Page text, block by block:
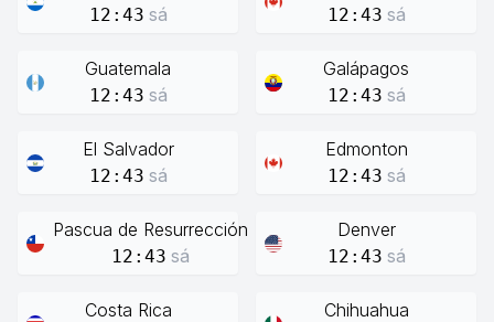
12:43 sá 12:43 sá
Guatemala
12:43 sá
Galápagos
12:43 sá
El Salvador
12:43 sá
Edmonton
12:43 sá
Pascua de Resurrección
12:43 sá
Denver
12:43 sá
Costa Rica Chihuahua